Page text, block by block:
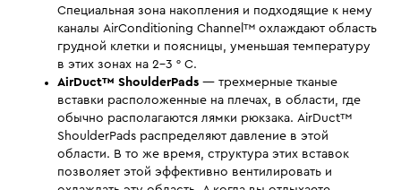
Специальная зона накопления и подходящие к нему
каналы AirConditioning Channel™ охлаждают область
грудной клетки и поясницы, уменьшая температуру
в этих зонах на 2-3 ° C.
AirDuct™ ShoulderPads — трехмерные тканые
вставки расположенные на плечах, в области, где
обычно располагаются лямки рюкзака. AirDuct™
ShoulderPads распределяют давление в этой
области. В то же время, структура этих вставок
позволяет этой эффективно вентилировать и